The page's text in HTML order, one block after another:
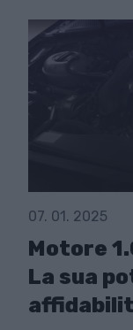
07. 01. 2025
Motore
La sua